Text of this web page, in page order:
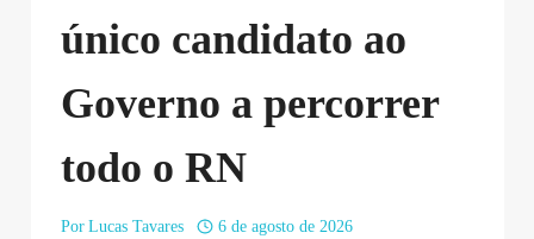
único candidato ao
Governo a percorrer
todo o RN
Por Lucas Tavares
6 de agosto de 2026